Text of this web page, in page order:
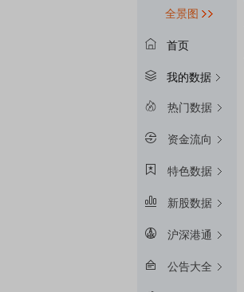
全景图
首页
我的数据
热门数据
资金流向
特色数据
新股数据
沪深港通
公告大全